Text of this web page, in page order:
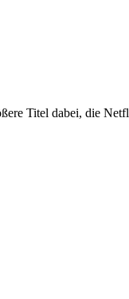
Titel dabei, die